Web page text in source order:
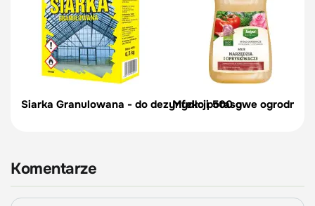
Siarka Granulowana - do dezynfekcji 500 g
Mydło potasowe
Komentarze